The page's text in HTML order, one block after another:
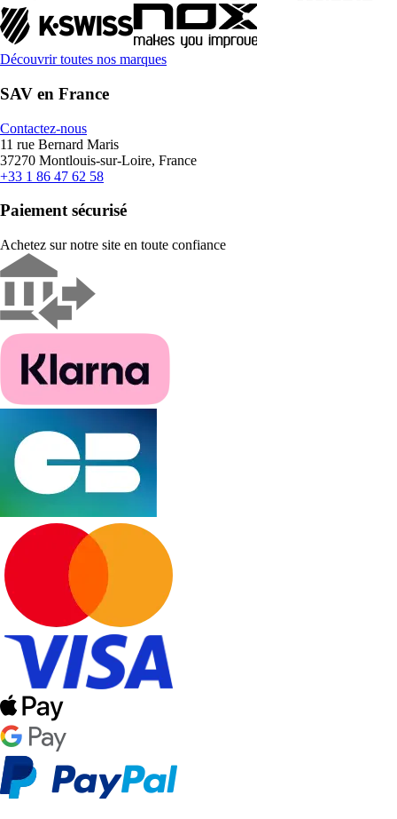
Découvrir toutes nos marques
SAV en France
Contactez-nous
11 rue Bernard Maris
37270 Montlouis-sur-Loire, France
+33 1 86 47 62 58
Paiement sécurisé
Achetez sur notre site en toute confiance